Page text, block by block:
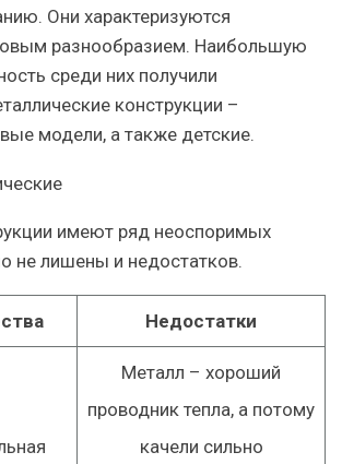
Они характеризуются
разнообразием. Наибольшую
среди них получили
конструкции –
модели, а также детские.
имеют ряд неоспоримых
не лишены и недостатков.
Недостатки
Металл – хороший
проводник тепла, а потому
качели сильно